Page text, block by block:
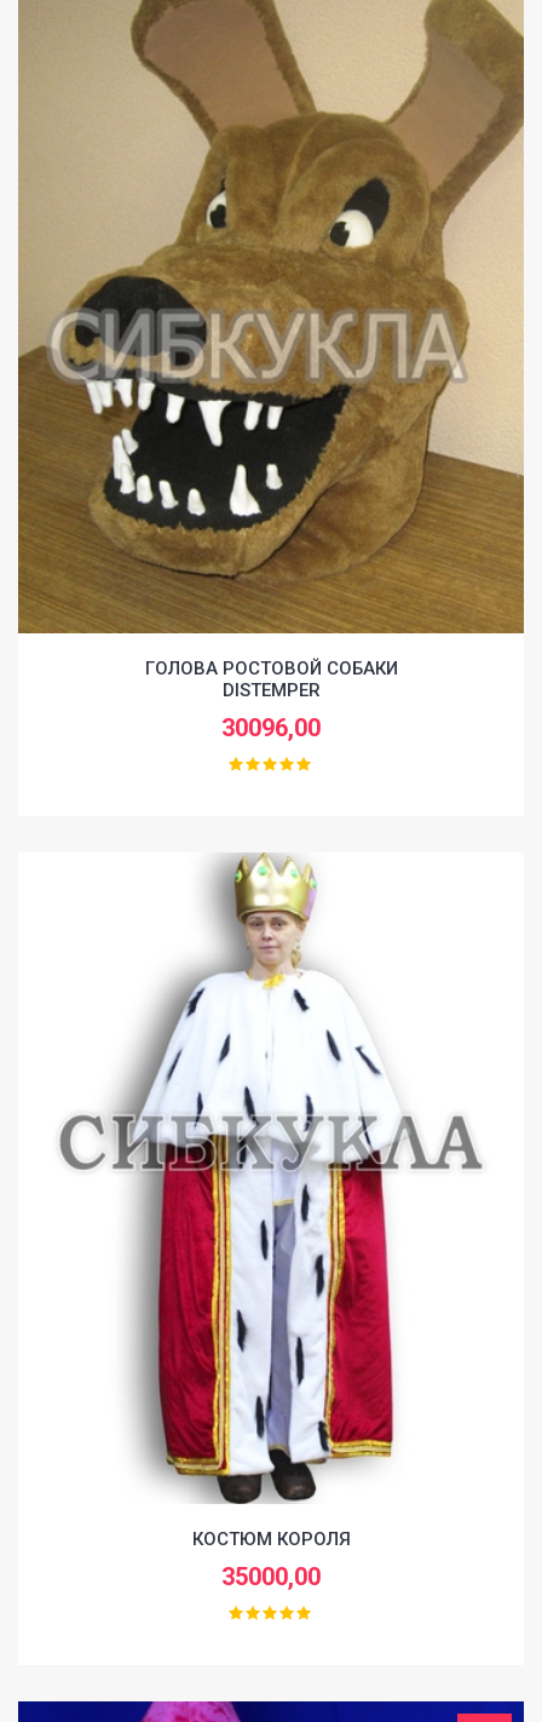
ГОЛОВА РОСТОВОЙ СОБАКИ
DISTEMPER
30096,00
КОСТЮМ КОРОЛЯ
35000,00